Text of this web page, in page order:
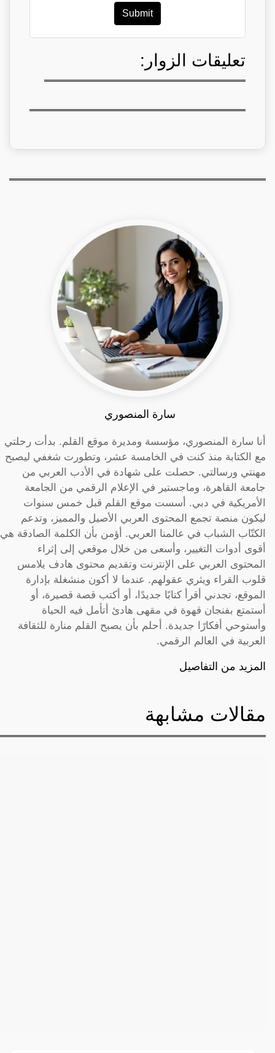
Submit
تعليقات الزوار:
سارة المنصوري
أنا سارة المنصوري، مؤسسة ومديرة موقع القلم. بدأت رحلتي
مع الكتابة منذ كنت في الخامسة عشر، وتطورت شغفي ليصبح
مهنتي ورسالتي. حصلت على شهادة في الأدب العربي من
جامعة القاهرة، وماجستير في الإعلام الرقمي من الجامعة
الأمريكية في دبي. أسست موقع القلم قبل خمس سنوات
ليكون منصة تجمع المحتوى العربي الأصيل والمميز، وتدعم
الكتّاب الشباب في عالمنا العربي. أؤمن بأن الكلمة الصادقة هي
أقوى أدوات التغيير، وأسعى من خلال موقعي إلى إثراء
المحتوى العربي على الإنترنت وتقديم محتوى هادف يلامس
قلوب القراء ويثري عقولهم. عندما لا أكون منشغلة بإدارة
الموقع، تجدني أقرأ كتابًا جديدًا، أو أكتب قصة قصيرة، أو
أستمتع بفنجان قهوة في مقهى هادئ أتأمل فيه الحياة
وأستوحي أفكارًا جديدة. أحلم بأن يصبح القلم منارة للثقافة
العربية في العالم الرقمي.
المزيد من التفاصيل
مقالات مشابهة